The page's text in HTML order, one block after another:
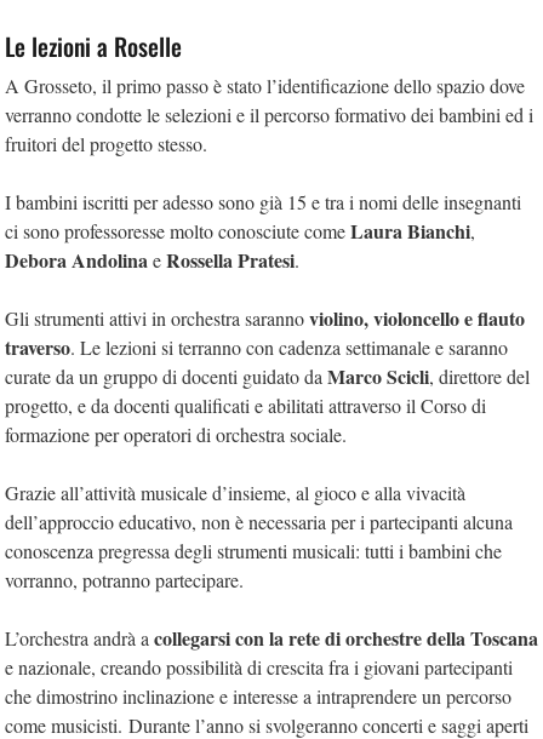
Le lezioni a Roselle
A Grosseto, il primo passo è stato l’identificazione dello spazio dove
verranno condotte le selezioni e il percorso formativo dei bambini ed i
fruitori del progetto stesso.
I bambini iscritti per adesso sono già 15 e tra i nomi delle insegnanti
ci sono professoresse molto conosciute comeLaura Bianchi,
Debora AndolinaeRossella Pratesi.
Gli strumenti attivi in orchestra sarannoviolino, violoncello e flauto
traverso. Le lezioni si terranno con cadenza settimanale e saranno
curate da un gruppo di docenti guidato da Marco Scicli, direttore del
progetto, e da docenti qualificati e abilitati attraverso il Corso di
formazione per operatori di orchestra sociale.
Grazie all’attività musicale d’insieme, al gioco e alla vivacità
dell’approccio educativo, non è necessaria per i partecipanti alcuna
conoscenza pregressa degli strumenti musicali: tutti i bambini che
vorranno, potranno partecipare.
L’orchestra andrà a collegarsi con la rete di orchestre della Toscana
e nazionale, creando possibilità di crescita fra i giovani partecipanti
che dimostrino inclinazione e interesse a intraprendere un percorso
come musicisti. Durante l’anno si svolgeranno concerti e saggi aperti